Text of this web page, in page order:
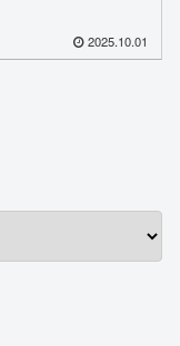
2025.10.01